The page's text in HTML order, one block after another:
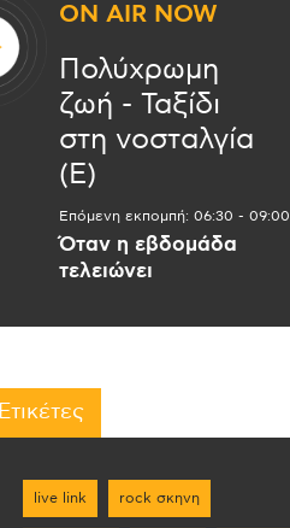
ON AIR NOW
Πολύχρωμη
ζωή - Ταξίδι
στη νοσταλγία
(Ε)
Επόμενη εκπομπή: 06:30 - 09:00
Όταν η εβδομάδα
τελειώνει
Ετικέτες
live link rock σκηνη